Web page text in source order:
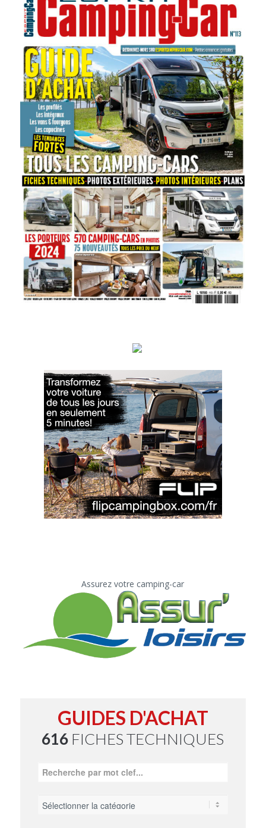
Assurez votre camping-car
GUIDES D'ACHAT
616 FICHES TECHNIQUES